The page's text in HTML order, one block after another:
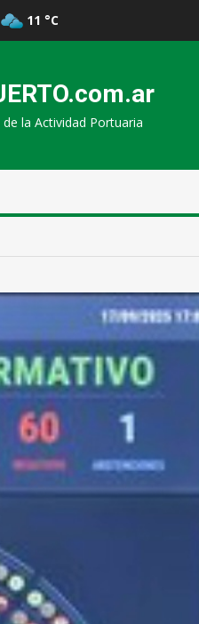
11 °C
la Actividad Portuaria